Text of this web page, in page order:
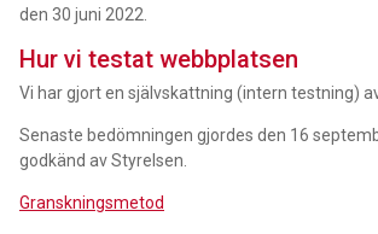
den 30 juni 2022.
Hur vi testat webbplatsen
Vi har gjort en självskattning (intern testning)
Senaste bedömningen gjordes den 16
godkänd av Styrelsen.
Granskningsmetod